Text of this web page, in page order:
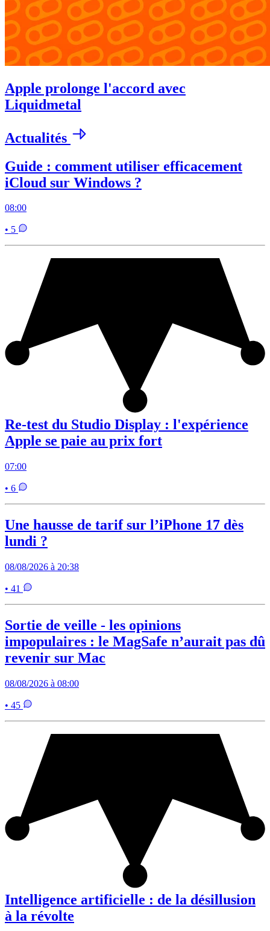
Apple prolonge l'accord avec
Liquidmetal
Actualités
Guide : comment utiliser efficacement
iCloud sur Windows ?
08:00
• 5
Re-test du Studio Display : l'expérience
Apple se paie au prix fort
07:00
• 6
Une hausse de tarif sur l’iPhone 17 dès
lundi ?
08/08/2026 à 20:38
• 41
Sortie de veille - les opinions
impopulaires : le MagSafe n’aurait pas dû
revenir sur Mac
08/08/2026 à 08:00
• 45
Intelligence artificielle : de la désillusion
à la révolte